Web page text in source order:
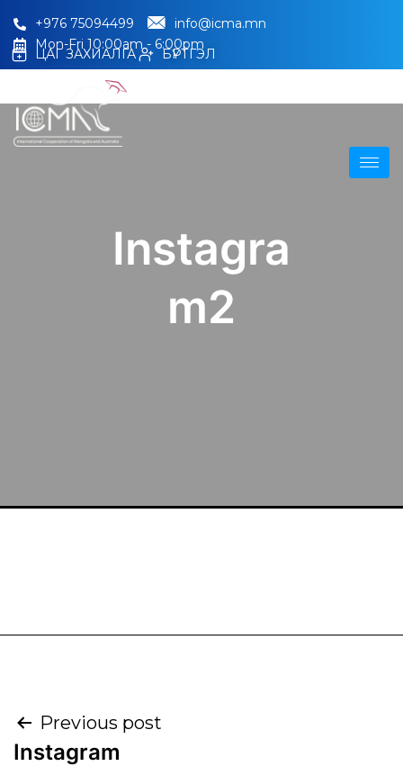
+976 75094499
info@icma.mn
Mon-Fri 10:00am - 6:00pm
ЦАГ ЗАХИАЛГА БҮРТГЭЛ
Instagra
m2
Previous post
Instagram